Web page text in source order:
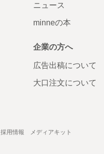
ニュース
minneの本
企業の方へ
広告出稿について
大口注文について
採用情報 メディアキット